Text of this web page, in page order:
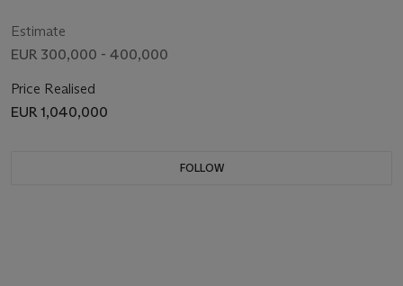
Estimate
EUR 300,000 - 400,000
Price Realised
EUR 1,040,000
FOLLOW